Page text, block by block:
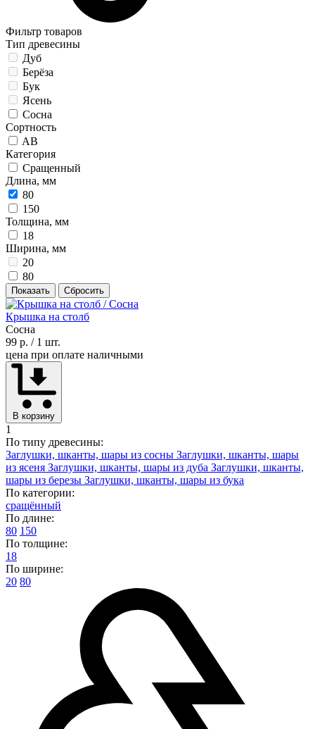
Фильтр товаров
Тип древесины
Дуб
Берёза
Бук
Ясень
Сосна
Сортность
AB
Категория
Сращенный
Длина, мм
80
150
Толщина, мм
18
Ширина, мм
20
80
Показать Сбросить
Крышка на столб
Сосна
99 р. / 1 шт.
цена при оплате наличными
В корзину
1
По типу древесины:
Заглушки, шканты, шары из сосны Заглушки, шканты, шары
из ясеня Заглушки, шканты, шары из дуба Заглушки, шканты,
шары из березы Заглушки, шканты, шары из бука
По категории:
сращённый
По длине:
80 150
По толщине:
18
По ширине:
20 80